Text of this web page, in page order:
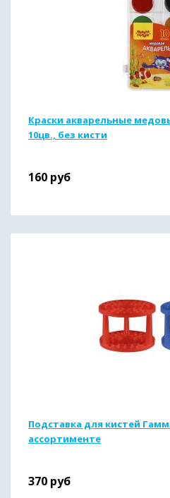
Краски акварельные
10цв., без кисти
160 руб
Подставка для кистей
ассортименте
370 руб